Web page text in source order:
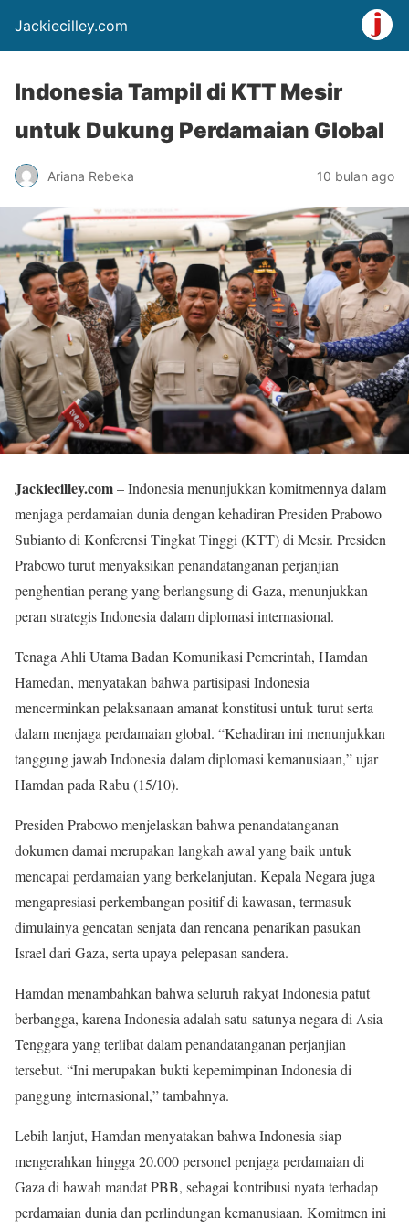
Jackiecilley.com
Indonesia Tampil di KTT Mesir
untuk Dukung Perdamaian Global
Ariana Rebeka 10 bulan ago
Jackiecilley.com– Indonesia menunjukkan komitmennya dalam
menjaga perdamaian dunia dengan kehadiran Presiden Prabowo
Subianto di Konferensi Tingkat Tinggi (KTT) di Mesir. Presiden
Prabowo turut menyaksikan penandatanganan perjanjian
penghentian perang yang berlangsung di Gaza, menunjukkan
peran strategis Indonesia dalam diplomasi internasional.
Tenaga Ahli Utama Badan Komunikasi Pemerintah, Hamdan
Hamedan, menyatakan bahwa partisipasi Indonesia
mencerminkan pelaksanaan amanat konstitusi untuk turut serta
dalam menjaga perdamaian global. “Kehadiran ini menunjukkan
tanggung jawab Indonesia dalam diplomasi kemanusiaan,” ujar
Hamdan pada Rabu (15/10).
Presiden Prabowo menjelaskan bahwa penandatanganan
dokumen damai merupakan langkah awal yang baik untuk
mencapai perdamaian yang berkelanjutan. Kepala Negara juga
mengapresiasi perkembangan positif di kawasan, termasuk
dimulainya gencatan senjata dan rencana penarikan pasukan
Israel dari Gaza, serta upaya pelepasan sandera.
Hamdan menambahkan bahwa seluruh rakyat Indonesia patut
berbangga, karena Indonesia adalah satu-satunya negara di Asia
Tenggara yang terlibat dalam penandatanganan perjanjian
tersebut. “Ini merupakan bukti kepemimpinan Indonesia di
panggung internasional,” tambahnya.
Lebih lanjut, Hamdan menyatakan bahwa Indonesia siap
mengerahkan hingga 20.000 personel penjaga perdamaian di
Gaza di bawah mandat PBB, sebagai kontribusi nyata terhadap
perdamaian dunia dan perlindungan kemanusiaan. Komitmen ini